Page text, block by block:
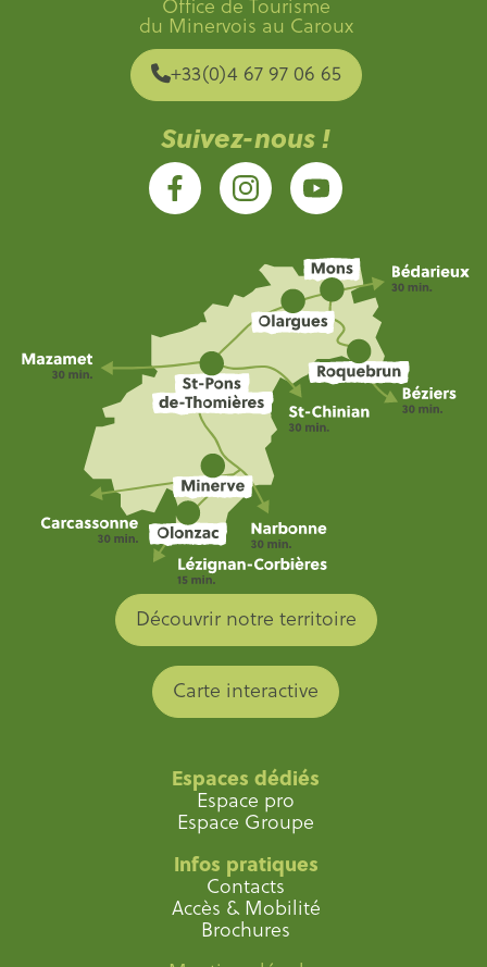
Office de Tourisme
du Minervois au Caroux
+33(0)4 67 97 06 65
Suivez-nous !
Découvrir notre territoire
Carte interactive
Espaces dédiés
Espace pro
Espace Groupe
Infos pratiques
Contacts
Accès & Mobilité
Brochures